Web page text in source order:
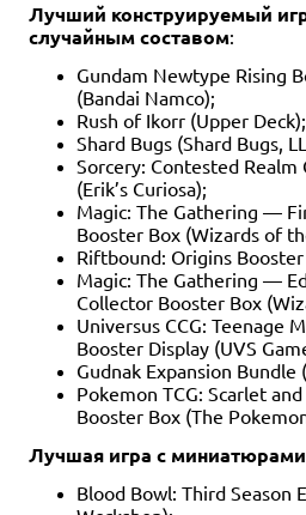
Лучший конструируемый
случайным составом:
Gundam Newtype Rising
(Bandai Namco);
Rush of Ikorr (Upper Deck);
Shard Bugs (Shard Bugs,
Sorcery: Contested Realm
(Erik’s Curiosa);
Magic: The Gathering —
Booster Box (Wizards of
Riftbound: Origins
Magic: The Gathering —
Collector Booster Box
Universus CCG: Teenage
Booster Display (UVS
Gudnak Expansion Bundle
Pokemon TCG: Scarlet
Booster Box (The
Лучшая игра с миниатюрами
Blood Bowl: Third Season